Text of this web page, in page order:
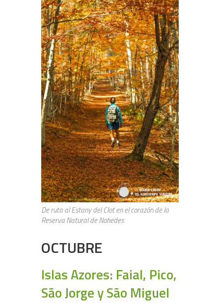
De ruta al Estany del Clot en el corazón de la
Reserva Natural de Nohedes
OCTUBRE
Islas Azores: Faial, Pico,
São Jorge y São Miguel